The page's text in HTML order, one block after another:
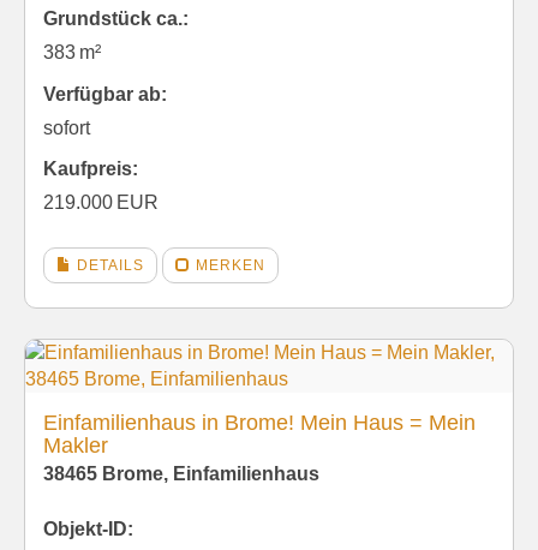
Grund­stück ca.:
383 m²
Verfügbar ab:
sofort
Kaufpreis:
219.000 EUR
DETAILS MERKEN
Einfamilienhaus in Brome! Mein Haus = Mein
Makler
38465 Brome, Einfamilienhaus
Objekt-ID: